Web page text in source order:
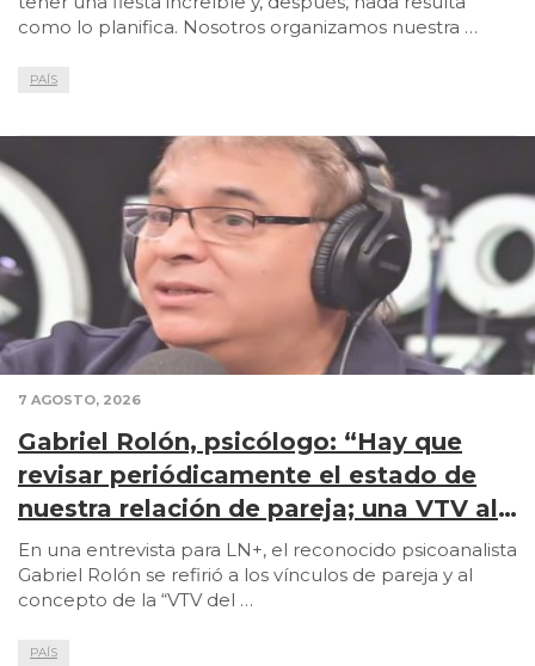
como lo planifica. Nosotros organizamos nuestra …
PAÍS
7 AGOSTO, 2026
Gabriel Rolón, psicólogo: “Hay que
revisar periódicamente el estado de
nuestra relación de pareja; una VTV al
amor”
En una entrevista para LN+, el reconocido psicoanalista
Gabriel Rolón se refirió a los vínculos de pareja y al
concepto de la “VTV del …
PAÍS